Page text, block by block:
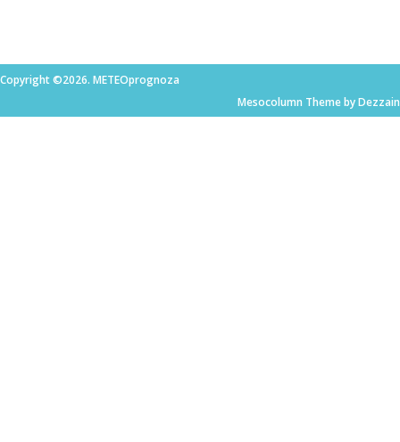
Copyright ©2026. METEOprognoza
Mesocolumn Theme by Dezzain